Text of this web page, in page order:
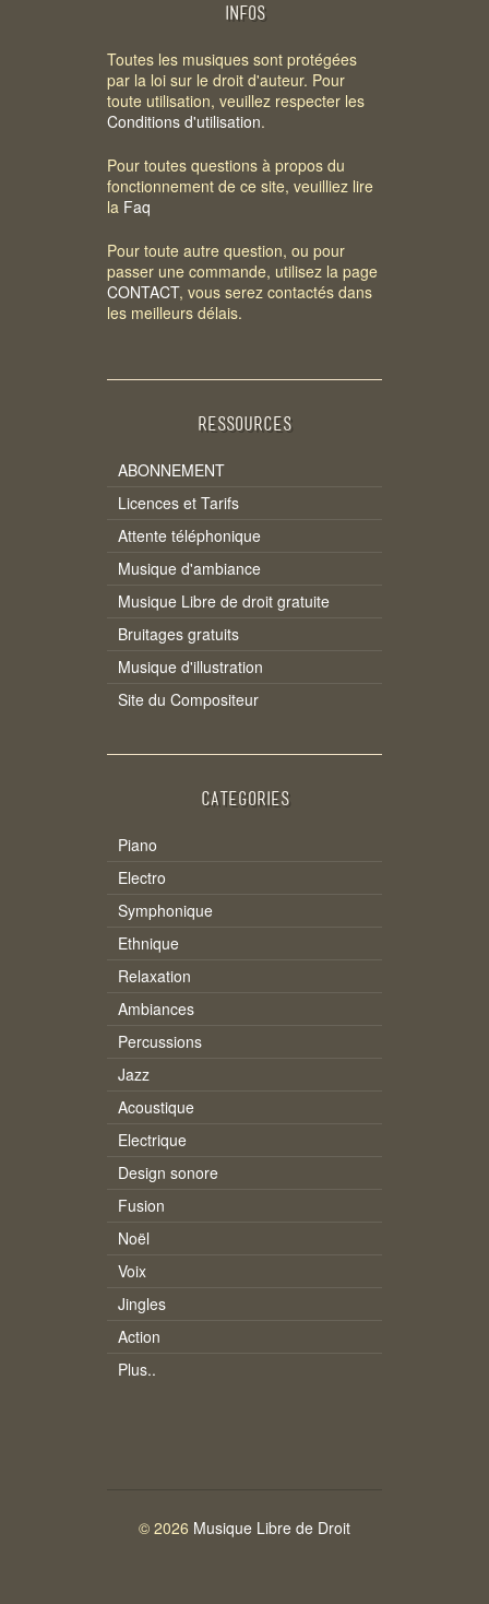
INFOS
Toutes les musiques sont protégées
par la loi sur le droit d'auteur. Pour
toute utilisation, veuillez respecter les
Conditions d'utilisation.
Pour toutes questions à propos du
fonctionnement de ce site, veuilliez lire
la Faq
Pour toute autre question, ou pour
passer une commande, utilisez la page
CONTACT, vous serez contactés dans
les meilleurs délais.
RESSOURCES
ABONNEMENT
Licences et Tarifs
Attente téléphonique
Musique d'ambiance
Musique Libre de droit gratuite
Bruitages gratuits
Musique d'illustration
Site du Compositeur
CATEGORIES
Piano
Electro
Symphonique
Ethnique
Relaxation
Ambiances
Percussions
Jazz
Acoustique
Electrique
Design sonore
Fusion
Noël
Voix
Jingles
Action
Plus..
© 2026 Musique Libre de Droit